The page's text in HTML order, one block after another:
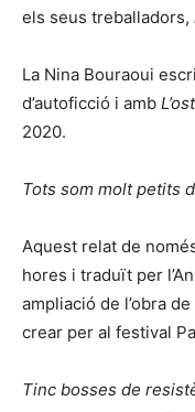
els seus treballadors,
La Nina Bouraoui
d’autoficció i amb
2020.
Tots som molt petits
Aquest relat de
hores i traduït per
ampliació de l’obra
crear per al festival
Tinc bosses de